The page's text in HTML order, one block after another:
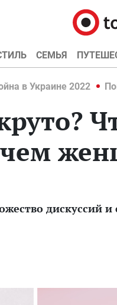
СЕМЬЯ
в Украине 2022
дискуссий и